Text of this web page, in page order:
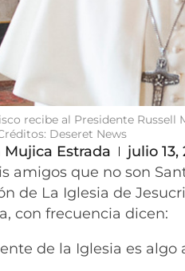
recibe al Presidente
Deseret News
Mujica Estrada
julio 13,
amigos que no son
de La Iglesia de
con frecuencia dicen:
de la Iglesia es algo